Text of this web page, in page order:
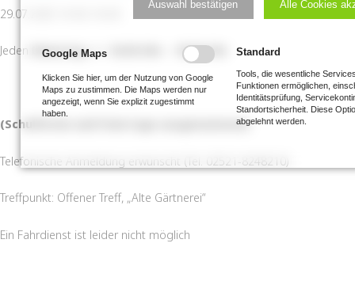
29.07.2025 14:30–16:30
Jeden Dienstagvon 16:30 Uhr – 18:30 Uhr
(Schulferien und Feiertage ausgenommen)
Telefonische Anmeldung erwünscht (Tel. 02521-8248210)
Treffpunkt: Offener Treff, „Alte Gärtnerei“
Ein Fahrdienst ist leider nicht möglich
Auswahl bestätigen Alle Cookies
Google Maps
Klicken Sie hier, um der Nutzung von Google
Maps zu zustimmen. Die Maps werden nur
angezeigt, wenn Sie explizit zugestimmt
haben.
Standard
Tools, die wesentliche
Funktionen ermöglichen,
Identitätsprüfung,
Standortsicherheit. Diese
abgelehnt werden.